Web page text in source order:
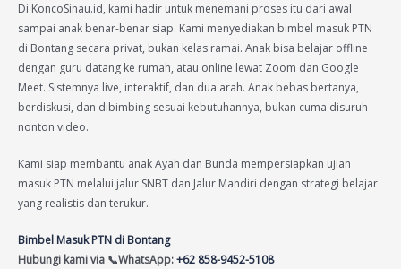
Di KoncoSinau.id, kami hadir untuk menemani proses itu dari awal
sampai anak benar-benar siap. Kami menyediakan bimbel masuk PTN
di Bontang secara privat, bukan kelas ramai. Anak bisa belajar offline
dengan guru datang ke rumah, atau online lewat Zoom dan Google
Meet. Sistemnya live, interaktif, dan dua arah. Anak bebas bertanya,
berdiskusi, dan dibimbing sesuai kebutuhannya, bukan cuma disuruh
nonton video.
Kami siap membantu anak Ayah dan Bunda mempersiapkan ujian
masuk PTN melalui jalur SNBT dan Jalur Mandiri dengan strategi belajar
yang realistis dan terukur.
Bimbel Masuk PTN di Bontang
Hubungi kami via 📞WhatsApp:+62 858-9452-5108